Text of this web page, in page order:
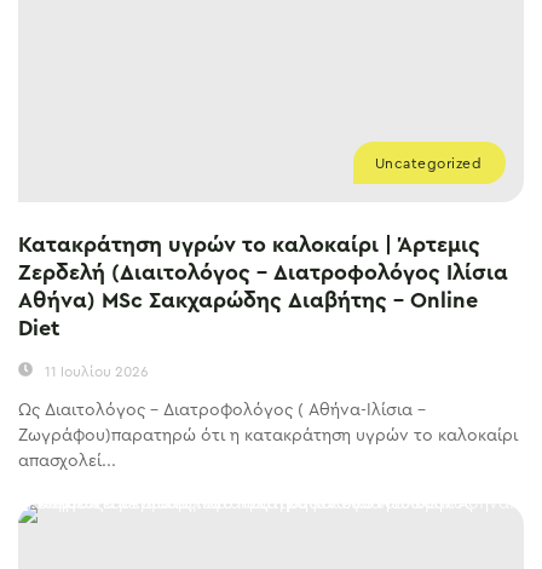
Uncategorized
Κατακράτηση υγρών το καλοκαίρι | Άρτεμις
Ζερδελή (Διαιτολόγος – Διατροφολόγος Ιλίσια
Αθήνα) MSc Σακχαρώδης Διαβήτης – Online
Diet
11 Ιουλίου 2026
Ως Διαιτολόγος – Διατροφολόγος ( Αθήνα-Ιλίσια –
Ζωγράφου)παρατηρώ ότι η κατακράτηση υγρών το καλοκαίρι
απασχολεί...